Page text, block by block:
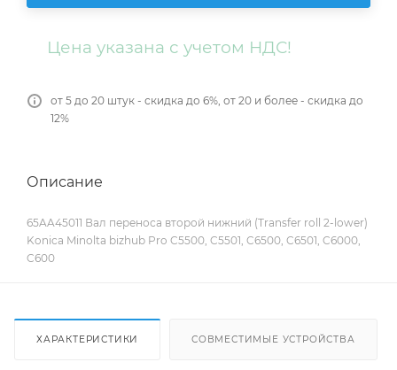
Цена указана с учетом НДС!
от 5 до 20 штук - скидка до 6%, от 20 и более - скидка до
12%
Описание
65AA45011 Вал переноса второй нижний (Transfer roll 2-lower)
Konica Minolta bizhub Pro C5500, C5501, C6500, C6501, C6000,
C600
ХАРАКТЕРИСТИКИ СОВМЕСТИМЫЕ УСТРОЙСТВА